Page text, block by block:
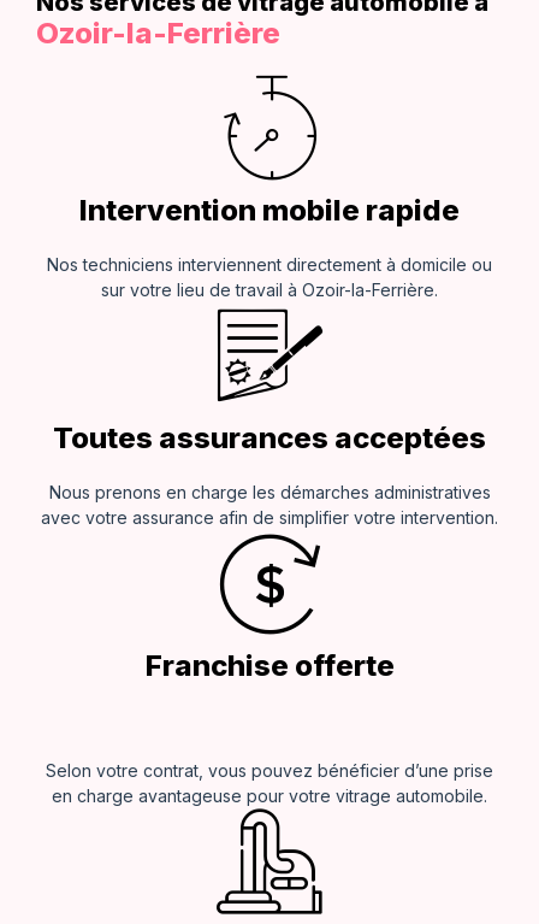
Ozoir-la-Ferrière
Intervention mobile rapide
Nos techniciens interviennent directement à domicile ou
sur votre lieu de travail à Ozoir-la-Ferrière.
Toutes assurances acceptées
Nous prenons en charge les démarches administratives
avec votre assurance afin de simplifier votre intervention.
Franchise offerte
Selon votre contrat, vous pouvez bénéficier d’une prise
en charge avantageuse pour votre vitrage automobile.